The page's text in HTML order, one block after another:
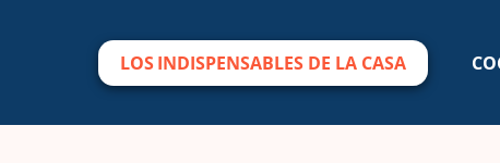
LOS INDISPENSABLES DE LA CASA